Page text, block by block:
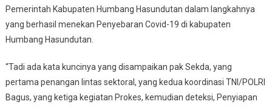
Pemerintah Kabupaten Humbang Hasundutan dalam langkahnya
yang berhasil menekan Penyebaran Covid-19 di kabupaten
Humbang Hasundutan.
“Tadi ada kata kuncinya yang disampaikan pak Sekda, yang
pertama penangan lintas sektoral, yang kedua koordinasi TNI/POLRI
Bagus, yang ketiga kegiatan Prokes, kemudian deteksi, Penyiapan